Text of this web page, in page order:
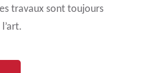
travaux sont toujours